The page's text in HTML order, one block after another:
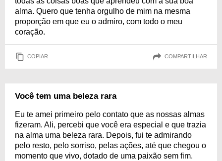
alma. Quero que tenha orgulho de mim na mesma
proporção em que eu o admiro, com todo o meu
coração.
COPIAR COMPARTILHAR
Você tem uma beleza rara
Eu te amei primeiro pelo contato que as nossas almas
fizeram. Ali, percebi que você era especial e que trazia
na alma uma beleza rara. Depois, fui te admirando
pelo resto, pelo sorriso, pelas ações, até que chegou o
momento que vivo, dotado de uma paixão sem fim.